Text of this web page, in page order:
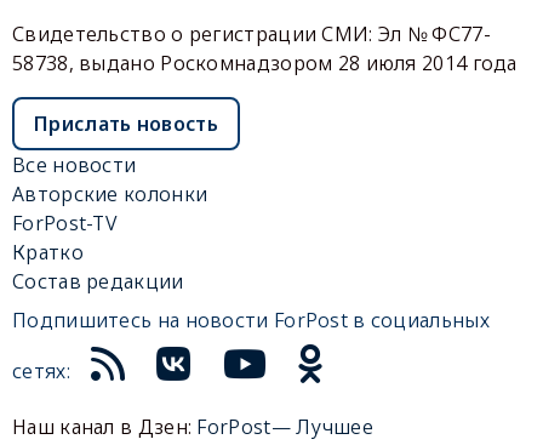
Свидетельство о регистрации СМИ: Эл № ФС77-
58738, выдано Роскомнадзором 28 июля 2014 года
Прислать новость
Все новости
Авторские колонки
ForPost-TV
Кратко
Состав редакции
Подпишитесь на новости ForPost в социальных
сетях:
Наш канал в Дзен: ForPost— Лучшее